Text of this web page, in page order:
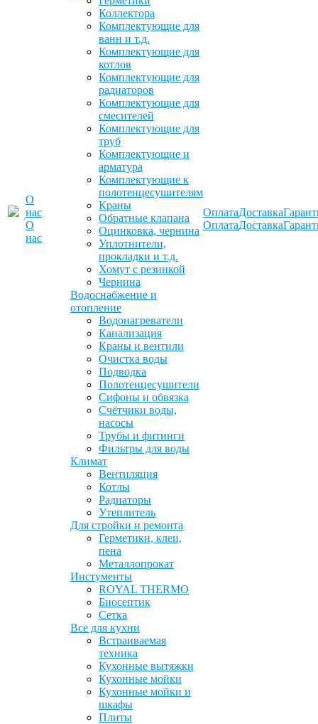
О
нас
О
нас
Коллектора
Комплектующие для
ванн и т.д.
Комплектующие для
котлов
Комплектующие для
радиаторов
Комплектующие для
смесителей
Комплектующие для
труб
Комплектующие и
арматура
Комплектующие к
полотенцесушителям
Краны
Обратные клапана
Оцинковка, чернина
Уплотнители,
прокладки и т.д.
Хомут с резинкой
Чернина
Водоснабжение и
отопление
Водонагреватели
Канализация
Краны и вентили
Очистка воды
Подводка
Полотенцесушители
Сифоны и обвязка
Счётчики воды,
насосы
Трубы и фитинги
Фильтры для воды
Климат
Вентиляция
Котлы
Радиаторы
Утеплитель
Для стройки и ремонта
Герметики, клеи,
пена
Металлопрокат
Инстументы
ROYAL THERMO
Биосептик
Сетка
Все для кухни
Встраиваемая
техника
Кухонные вытяжки
Кухонные мойки
Кухонные мойки и
шкафы
Плиты
Оплата
Оплата
Доставка
Доставка